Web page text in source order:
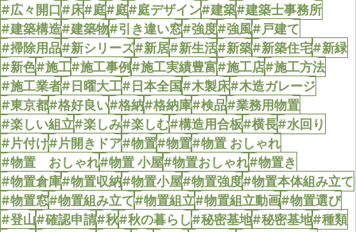
#広々開口#床#庭#庭#庭デザイン#建築#建築士事務所
#建築構造#建築物#引き違い窓#強度#強風#戸建て
#掃除用品#新シリーズ#新居#新生活#新築#新築住宅#新緑
#新色#施工#施工事例#施工実績豊富#施工店#施工方法
#施工業者#日曜大工#日本全国#木製床#木造ガレージ
#東京都#格好良い#格納#格納庫#検品#業務用物置
#楽しい組立#楽しみ#楽しむ#構造用合板#横長#水回り
#片付け#片開きドア#物置#物置#物置 おしゃれ
#物置 おしゃれ#物置 小屋#物置おしゃれ#物置き
#物置倉庫#物置収納#物置小屋#物置強度#物置本体組み立て
#物置窓#物置組み立て#物置組立#物置組立動画#物置選び
#登山#確認申請#秋#秋の暮らし#秘密基地#秘密基地#種類